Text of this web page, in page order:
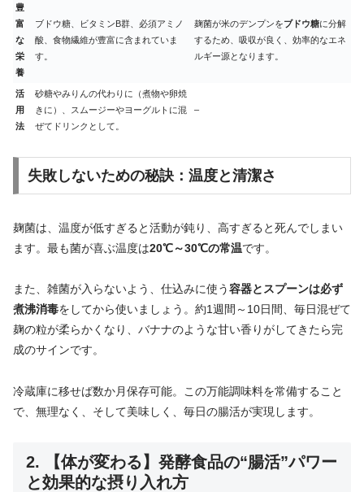
豊
富
な
栄
養
ブドウ糖、ビタミンB群、必須アミノ
酸、食物繊維が豊富に含まれていま
す。
麹菌が米のデンプンをブドウ糖に分解
するため、吸収が良く、効率的なエネ
ルギー源となります。
活
用
法
砂糖やみりんの代わりに（煮物や卵焼
きに）、スムージーやヨーグルトに混
ぜてドリンクとして。
–
失敗しないための秘訣：温度と清潔さ
麹菌は、温度が低すぎると活動が鈍り、高すぎると死んでしまい
ます。最も菌が喜ぶ温度は20℃～30℃の常温です。
また、雑菌が入らないよう、仕込みに使う容器とスプーンは必ず
煮沸消毒をしてから使いましょう。約1週間～10日間、毎日混ぜて
麹の粒が柔らかくなり、バナナのような甘い香りがしてきたら完
成のサインです。
冷蔵庫に移せば数か月保存可能。この万能調味料を常備すること
で、無理なく、そして美味しく、毎日の腸活が実現します。
2. 【体が変わる】発酵食品の“腸活”パワー
と効果的な摂り入れ方